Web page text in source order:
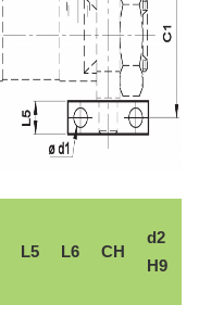
L5 L6 CH
d2
H9